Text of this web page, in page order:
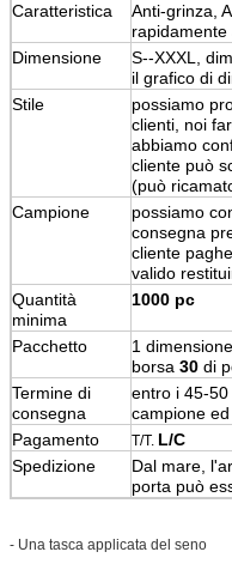
Caratteristica
Anti-grinza,
Dimensione
S--XXXL,
il grafico di
Stile
possiamo
clienti, noi
abbiamo
cliente può
(può
Campione
possiamo
consegna
cliente
valido
Quantità
minima
1000 pc
Pacchetto 1
borsa 30 di
Termine di
consegna
entro i 45-50
campione
Pagamento
T/T. L/C
Spedizione
Dal mare,
porta può
- Una tasca applicata del seno